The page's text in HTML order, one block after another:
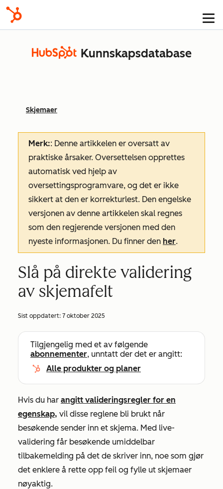
Kunnskapsdatabase
Skjemaer
Merk:: Denne artikkelen er oversatt av
praktiske årsaker. Oversettelsen opprettes
automatisk ved hjelp av
oversettingsprogramvare, og det er ikke
sikkert at den er korrekturlest. Den engelske
versjonen av denne artikkelen skal regnes
som den regjerende versjonen med den
nyeste informasjonen. Du finner den her.
Slå på direkte validering
av skjemafelt
Sist oppdatert: 7 oktober 2025
Tilgjengelig med et av følgende
abonnementer, unntatt der det er angitt:
Alle produkter og planer
Hvis du har angitt valideringsregler for en
egenskap, vil disse reglene bli brukt når
besøkende sender inn et skjema. Med live-
validering får besøkende umiddelbar
tilbakemelding på det de skriver inn, noe som gjør
det enklere å rette opp feil og fylle ut skjemaer
nøyaktig.